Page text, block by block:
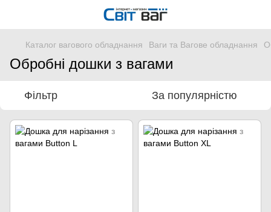
Каталог вагового обладнання Ваги та Вагове обладнання
Обробні дошки з вагами
Фільтр За популярністю